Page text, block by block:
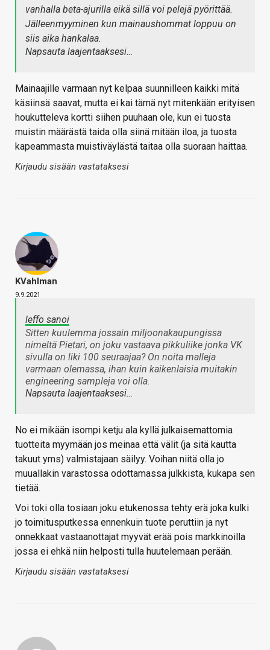
vanhalla beta-ajurilla eikä sillä voi pelejä pyörittää.
Jälleenmyyminen kun mainaushommat loppuu on
siis aika hankalaa.
Napsauta laajentaaksesi…
Mainaajille varmaan nyt kelpaa suunnilleen kaikki mitä
käsiinsä saavat, mutta ei kai tämä nyt mitenkään erityisen
houkutteleva kortti siihen puuhaan ole, kun ei tuosta
muistin määrästä taida olla siinä mitään iloa, ja tuosta
kapeammasta muistiväylästä taitaa olla suoraan haittaa.
Kirjaudu sisään vastataksesi
KVahlman
9.9.2021
leffo sanoi
Sitten kuulemma jossain miljoonakaupungissa
nimeltä Pietari, on joku vastaava pikkuliike jonka VK
sivulla on liki 100 seuraajaa? On noita malleja
varmaan olemassa, ihan kuin kaikenlaisia muitakin
engineering sampleja voi olla.
Napsauta laajentaaksesi…
No ei mikään isompi ketju ala kyllä julkaisemattomia
tuotteita myymään jos meinaa että välit (ja sitä kautta
takuut yms) valmistajaan säilyy. Voihan niitä olla jo
muuallakin varastossa odottamassa julkkista, kukapa sen
tietää.
Voi toki olla tosiaan joku etukenossa tehty erä joka kulki
jo toimitusputkessa ennenkuin tuote peruttiin ja nyt
onnekkaat vastaanottajat myyvät erää pois markkinoilla
jossa ei ehkä niin helposti tulla huutelemaan perään.
Kirjaudu sisään vastataksesi